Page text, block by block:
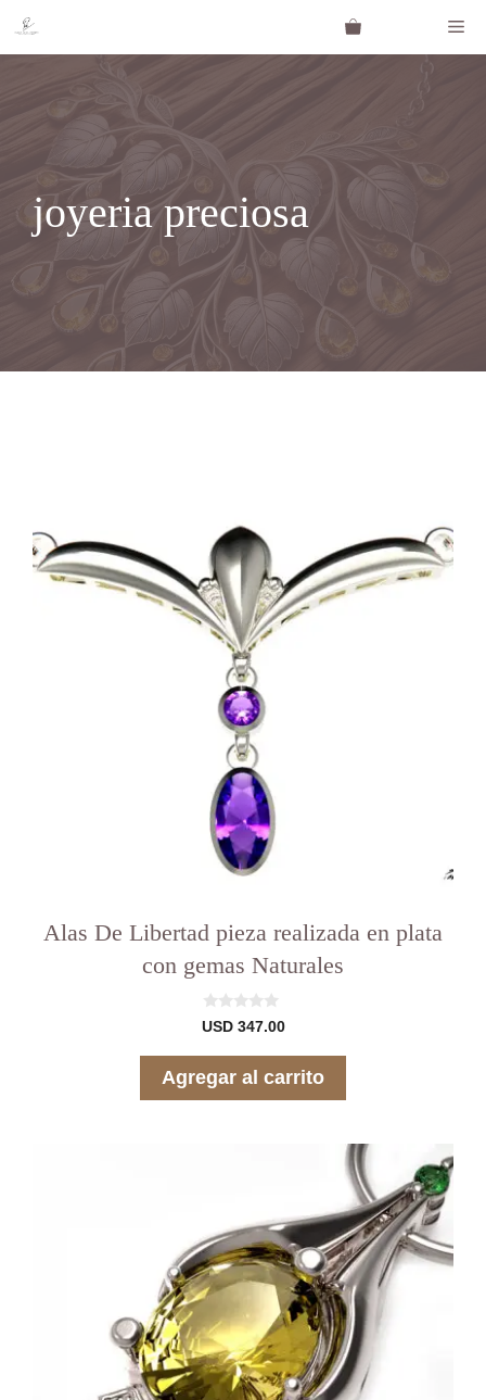
contenido
joyeria preciosa
Alas De Libertad pieza realizada en plata
con gemas Naturales
0
d
USD347.00
Agregar al carrito